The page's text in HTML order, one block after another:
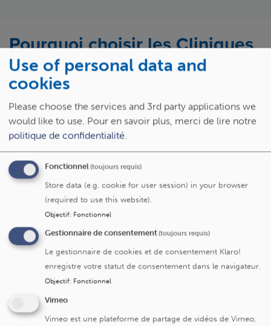
Pourquoichoisirles Cliniques
universitaires Saint-Luc ?
les Cliniques universitaires Saint-Luc associent
excellence des soins, recherche de pointe et
mission d’enseignement
patient.
Implantées au cœur de Bruxelles, elles disposent
d’unlarge réseau de consultations, de centres
spécialisés et de structures d’hébergement
répondre à tous les besoins de santé, de la
prévention à la prise en charge la plus complexe.
Avec près de
distingue par :
Use of personal data and
cookies
Please choose the services and 3rd party applications we
would like to use. Pour en savoir plus, merci de lire notre
politique de confidentialité.
Fonctionnel(toujours requis)
Store data (e.g. cookie for user session) in your browser
(required to use this website).
Objectif: Fonctionnel
Gestionnaire de consentement(toujours requis)
Le gestionnaire de cookies et de consentement Klaro!
enregistre votre statut de consentement dans le navigateur.
Objectif: Fonctionnel
Vimeo
Vimeo est une plateforme de partage de vidéos de Vimeo,